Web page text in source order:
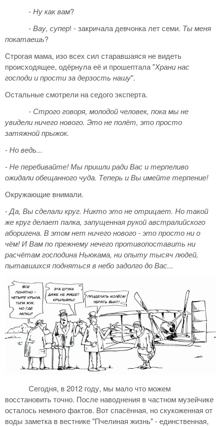
-Ну как вам?
-Вау, супер! - закричала девчонка лет семи. Ты меня
покатаешь?
Строгая мама, изо всех сил старавшаяся не видеть
происходящее, одёрнула её и прошептала "Храни нас
господи и прости за дерзость нашу".
Остальные смотрели на седого эксперта.
-Строго говоря, молодой человек, пока мы не
увидели ничего нового. Это не полёт, это просто
затяжной прыжок.
- Но ведь...
- Не перебивайте! Мы пришли ради Вас и терпеливо
ожидали обещанного чуда. Теперь и Вы имейте терпение!
Окружающие внимали.
-Да, Вы сделали круг. Никто это не отрицает. Но такой
же круг делает палка, запущенная рукой австралийского
аборигена. В этом нет ничего нового - это просто ни о
чём! И Вам по прежнему нечего противопоставить ни
расчётам господина Ньюкама, ни опыту тысяч людей,
пытавшихся подняться в небо задолго до Вас...
Сегодня, в 2012 году, мы мало что можем
восстановить точно. После наводнения в частном музейчике
осталось немного фактов. Вот спасённая, но скукоженная от
воды заметка в вестнике "Пчелиная жизнь" - единственная,